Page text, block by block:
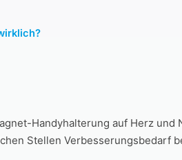
Handyhalterung auf Herz und
Stellen Verbesserungsbedarf